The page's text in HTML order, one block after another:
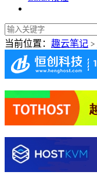
当前位置： 趣云笔记 >